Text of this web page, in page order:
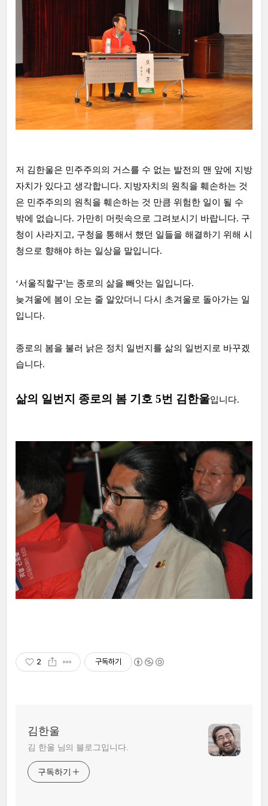
저 김한울은 민주주의의 거스를 수 없는 발전의 맨 앞에 지방
자치가 있다고 생각합니다. 지방자치의 원칙을 훼손하는 것
은 민주주의의 원칙을 훼손하는 것 만큼 위험한 일이 될 수
밖에 없습니다. 가만히 머릿속으로 그려보시기 바랍니다. 구
청이 사라지고, 구청을 통해서 했던 일들을 해결하기 위해 시
청으로 향해야 하는 일상을 말입니다.
‘서울직할구'는 종로의 삶을 빼앗는 일입니다.
늦겨울에 봄이 오는 줄 알았더니 다시 초겨울로 돌아가는 일
입니다.
종로의 봄을 불러 낡은 정치 일번지를 삶의 일번지로 바꾸겠
습니다.
삶의 일번지 종로의 봄 기호 5번 김한울입니다.
2 구독하기
김한울
김 한울 님의 블로그입니다.
구독하기